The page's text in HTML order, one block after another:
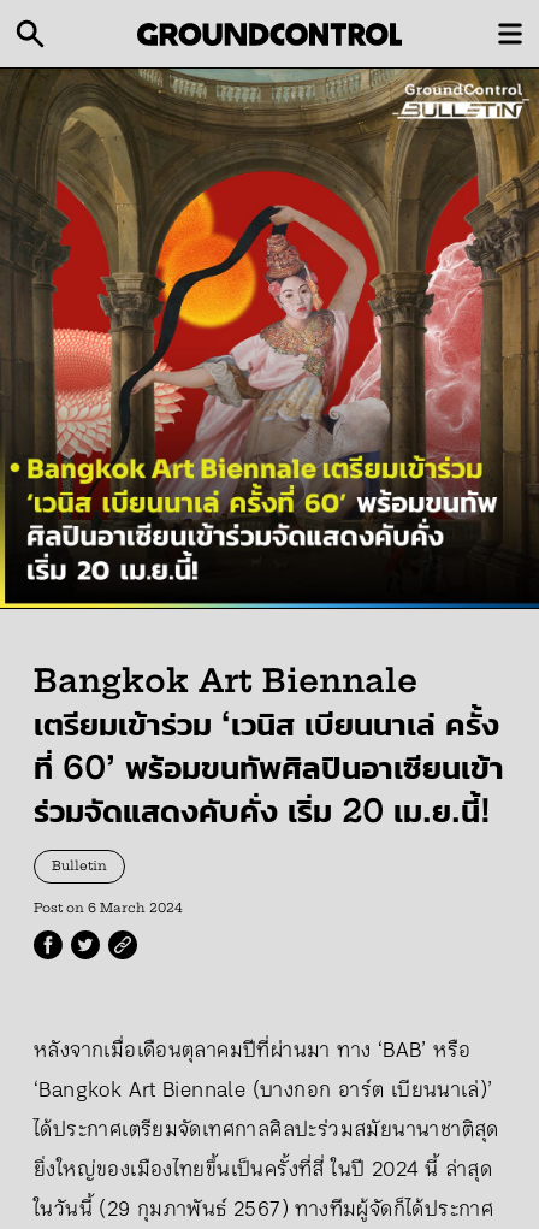
Bangkok Art Biennale
เตรียมเข้าร่วม ‘เวนิส เบียนนาเล่ ครั้ง
ที่ 60’ พร้อมขนทัพศิลปินอาเซียนเข้า
ร่วมจัดแสดงคับคั่ง เริ่ม 20 เม.ย.นี้!
Bulletin
Post on 6 March 2024
หลังจากเมื่อเดือนตุลาคมปีที่ผ่านมา ทาง ‘BAB’ หรือ
‘Bangkok Art Biennale (บางกอก อาร์ต เบียนนาเล่)’
ได้ประกาศเตรียมจัดเทศกาลศิลปะร่วมสมัยนานาชาติสุด
ยิ่งใหญ่ของเมืองไทยขึ้นเป็นครั้งที่สี่ ในปี 2024 นี้ ล่าสุด
ในวันนี้ (29 กุมภาพันธ์ 2567) ทางทีมผู้จัดก็ได้ประกาศ